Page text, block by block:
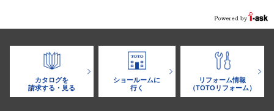
カタログを
請求する・見る
ショールームに
行く
リフォーム情報
（TOTOリフォーム）